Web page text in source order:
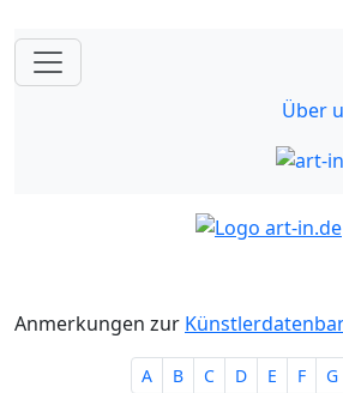
Über
Anmerkungen zur
A B C D E F G